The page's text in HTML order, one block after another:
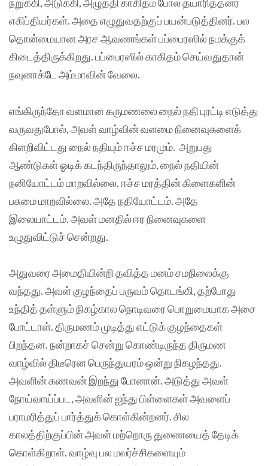
எகிப்தியர்கள். அதை எழுதுவதற்குப் பயன்படுத்தினர். பல
தொன்மையான அரச ஆவணங்கள் பப்பைரஸில் நமக்குக்
கிடைத்திருக்கிறது. பப்பைரஸில் காகிதம் செய்வதுதான்
நவுனாக்டே அம்மாவின் வேலை.
எங்கிருந்தோ வளமான கருமணலை நைல் நதி புரட்டி எடுத்து
வருவதுபோல், அவள் வாழ்வின் வளமை நினைவுகளைக்
கிளறிவிட்டது நைல் நதியும் ஈச்ச மரமும். அறுபது
ஆண்டுகள் ஓடிக் கடந்திருந்தாலும், நைல் நதியின்
நனியோட்டம் மாறவில்லை. ஈச்ச மரத்தின் கிளைகளின்
பசுமை மாறவில்லை. அதே நதியோட்டம். அதே
இலையாட்டம். அவள் மனதில் ஈர நினைவுகளை
உழுதுவிட்டுச் சென்றது.
அதுவரை அமைதியின்றி தவித்த மனம் சமநிலைக்கு
வந்தது. அவள் குழந்தைப் பருவம் தொடங்கி, தற்போது
உந்தித் தள்ளும் நிகழ்கால நொடிவரை பொறுமையாக அசை
போட்டாள். திருமணம் முடித்து எட்டுக் குழந்தைகள்
பிறந்தன. நன்றாகச் சென்று கொண்டிருந்த திருமண
வாழ்வில் திடீரென பெருந்துயரம் ஒன்று நிகழந்தது.
அவளின் கணவன் இறந்து போனான். அடுத்து அவள்
நோய்வாய்ப்பட, அவளின் ஐந்து பிள்ளைகள் அவளைப்
பராமரித்துப் பார்த்துக் கொள்கின்றனர். சில
காலத்திற்குப்பின் அவள் மற்றொரு துணையைத் தேடிக்
கொள்கிறாள். வாழ்வு பல மலர்ச்சிகளையும்